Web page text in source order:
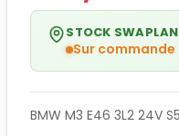
STOCK
Sur commande
BMW M3 E46 3L2 24V